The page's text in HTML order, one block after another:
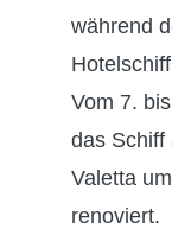
während
Hotelschiff
Vom 7.
das Schiff
Valetta
renoviert.